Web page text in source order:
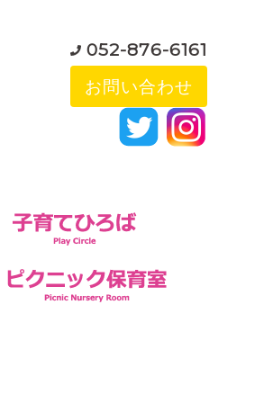
052-876-6161
お問い合わせ